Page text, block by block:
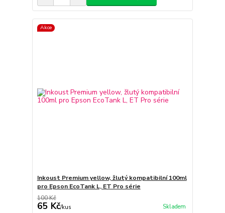
Akce
Inkoust Premium yellow, žlutý kompatibilní 100ml
pro Epson EcoTank L, ET Pro série
100 Kč
65 Kč/kus Skladem